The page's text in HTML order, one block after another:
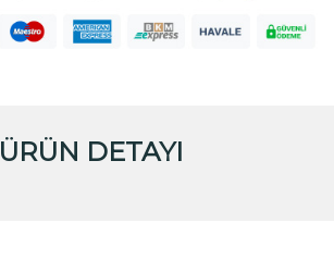
ÜRÜN DETAYI